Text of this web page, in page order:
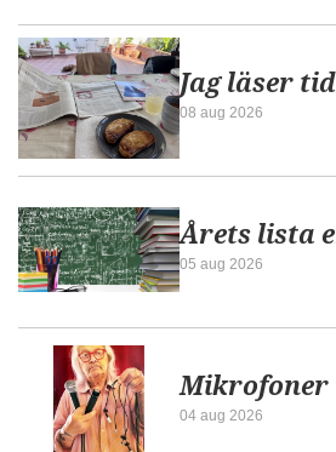
Jag läser
08 aug 2026
Årets lista
05 aug 2026
Mikrofoner
04 aug 2026